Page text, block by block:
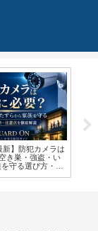
新】防犯カメラは
き巣・強盗・い
守る選び方・設